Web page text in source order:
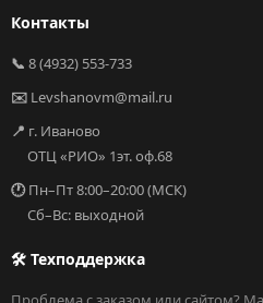
Контакты
📞 8 (4932) 553-733
✉️ Levshanovm@mail.ru
📍 г. Иваново
ОТЦ «РИО» 1эт. оф.68
🕐Пн–Пт 8:00–20:00 (МСК)
Сб–Вс: выходной
🛠 Техподдержка